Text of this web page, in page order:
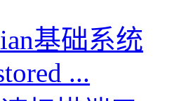
基础系统
...